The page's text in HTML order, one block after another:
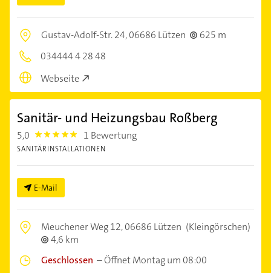
Gustav-Adolf-Str. 24,06686 Lützen
625 m
034444 4 28 48
Webseite
Sanitär- und Heizungsbau Roßberg
5,0 5.0 1 Bewertung
SANITÄRINSTALLATIONEN
E-Mail
Meuchener Weg 12,06686 Lützen (Kleingörschen)
4,6 km
Geschlossen –Öffnet Montag um 08:00